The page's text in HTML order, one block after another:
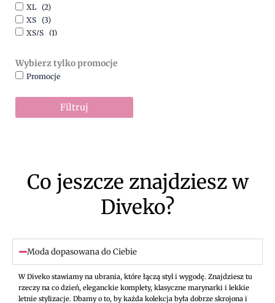
XL (2)
XS (3)
XS/S (1)
Wybierz tylko promocje
Promocje
Filtruj
Co jeszcze znajdziesz w
Diveko?
Moda dopasowana do Ciebie
W Diveko stawiamy na ubrania, które łączą styl i wygodę. Znajdziesz tu
rzeczy na co dzień, eleganckie komplety, klasyczne marynarki i lekkie
letnie stylizacje. Dbamy o to, by każda kolekcja była dobrze skrojona i